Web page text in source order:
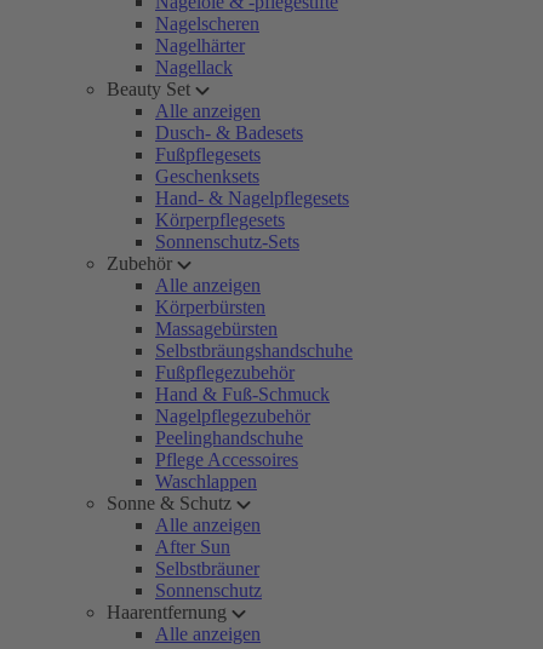
Nagelscheren
Nagelhärter
Nagellack
Beauty Set
Alle anzeigen
Dusch- & Badesets
Fußpflegesets
Geschenksets
Hand- & Nagelpflegesets
Körperpflegesets
Sonnenschutz-Sets
Zubehör
Alle anzeigen
Körperbürsten
Massagebürsten
Selbstbräungshandschuhe
Fußpflegezubehör
Hand & Fuß-Schmuck
Nagelpflegezubehör
Peelinghandschuhe
Pflege Accessoires
Waschlappen
Sonne & Schutz
Alle anzeigen
After Sun
Selbstbräuner
Sonnenschutz
Haarentfernung
Alle anzeigen